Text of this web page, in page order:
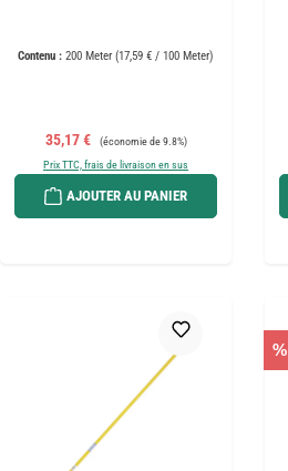
Contenu : 200 Meter (17,59 € / 100 Meter)
Prix de vente :
35,17 € Prix régulier :
(économie de 9.8%)
Prix TTC, frais de livraison en sus
AJOUTER AU PANIER
%